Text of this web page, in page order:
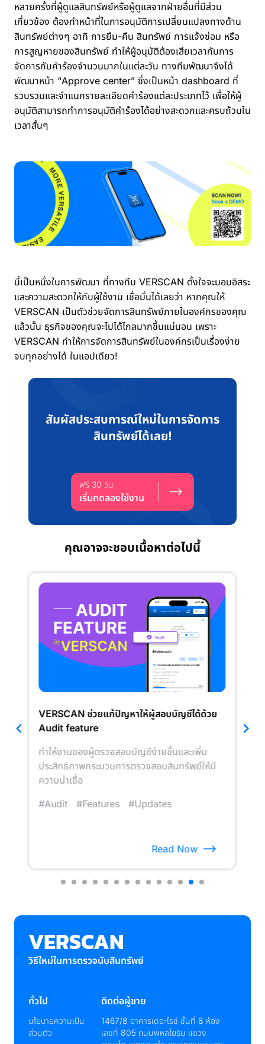
หลายครั้งที่ผู้ดูแลสินทรัพย์หรือผู้ดูแลจากฝ่ายอื่นที่มีส่วน
เกี่ยวข้อง ต้องทำหน้าที่ในการอนุมัติการเปลี่ยนแปลงทางด้าน
สินทรัพย์ต่างๆ อาทิ การยืม-คืน สินทรัพย์ การแจ้งซ่อม หรือ
การสูญหายของสินทรัพย์ ทำให้ผู้อนุมัติต้องเสียเวลากับการ
จัดการกับคำร้องจำนวนมากในแต่ละวัน ทางทีมพัฒนาจึงได้
พัฒนาหน้า “Approve center” ซึ่งเป็นหน้า dashboard ที่
รวบรวมและจำแนกรายละเอียดคำร้องแต่ละประเภทไว้ เพื่อให้ผู้
อนุมัติสามารถทำการอนุมัติคำร้องได้อย่างสะดวกและครบถ้วนใน
เวลาสั้นๆ
นี่เป็นหนึ่งในการพัฒนา ที่ทางทีม VERSCAN ตั้งใจจะมอบอิสระ
และความสะดวกให้กับผู้ใช้งาน เชื่อมั่นได้เลยว่า หากคุณให้
VERSCAN เป็นตัวช่วยจัดการสินทรัพย์ภายในองค์กรของคุณ
แล้วนั้น ธุรกิจของคุณจะไปได้ไกลมากขึ้นแน่นอน เพราะ
VERSCAN ทำให้การจัดการสินทรัพย์ในองค์กรเป็นเรื่องง่าย
จบทุกอย่างได้ ในแอปเดียว!
สัมผัสประสบการณ์ใหม่ในการจัดการ
สินทรัพย์ได้เลย!
ฟรี 30 วัน
เริ่มทดลองใช้งาน
คุณอาจจะชอบเนื้อหาต่อไปนี้
VERSCAN ช่วยแก้ปัญหาให้ผู้สอบบัญชีได้ด้วย
Audit feature
ทำให้งานของผู้ตรวจสอบบัญชีง่ายขึ้นและเพิ่ม
ประสิทธิภาพกระบวนการตรวจสอบสินทรัพย์ให้มี
ความน่าเชื่อ
#Audit#Features#Updates
Read Now
14
VERSCAN
วิธีใหม่ในการตรวจนับสินทรัพย์
ทั่วไป
นโยบายความเป็น
ส่วนตัว
ติดต่อผู้ขาย
1467/8 อาคารเดอะไรซ์ ชั้นที่ 8 ห้อง
เลขที่ 805 ถนนพหลโยธิน แขวง